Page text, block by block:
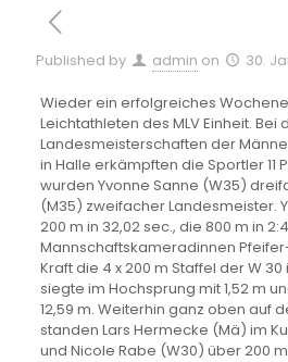
Published by admin on 30.
Wieder ein erfolgreiches
Leichtathleten des MLV Einheit. Bei
Landesmeisterschaften der
in Halle erkämpften die Sportler 11
wurden Yvonne Sanne (W35)
(M35) zweifacher Landesmeister.
200 m in 32,02 sec., die 800 m in
Mannschaftskameradinnen
Kraft die 4 x 200 m Staffel der W 30
siegte im Hochsprung mit 1,52 m
12,59 m. Weiterhin ganz oben auf
standen Lars Hermecke (Mä) im
und Nicole Rabe (W30) über 200 m